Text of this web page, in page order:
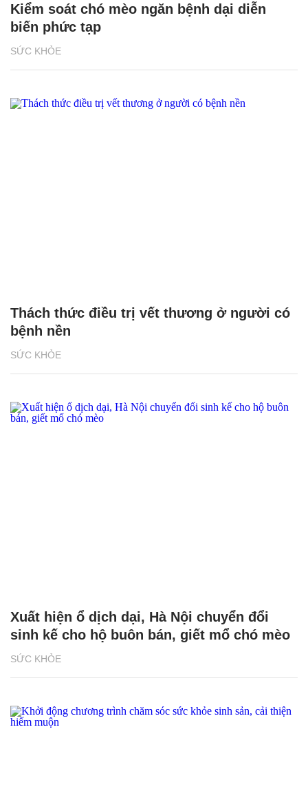
SỨC KHỎE
Kiểm soát chó mèo ngăn bệnh dại diễn
biến phức tạp
SỨC KHỎE
Thách thức điều trị vết thương ở người có
bệnh nền
SỨC KHỎE
Xuất hiện ổ dịch dại, Hà Nội chuyển đổi
sinh kế cho hộ buôn bán, giết mổ chó mèo